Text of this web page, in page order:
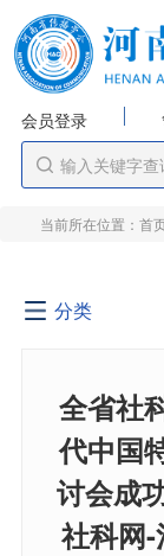
会员登录
当前所在位置： 首
分类
全省社
代中国
讨会成
社科网